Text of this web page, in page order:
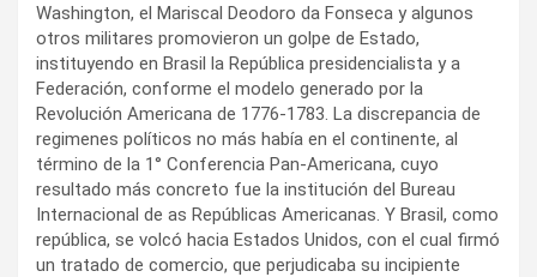
Washington, el Mariscal Deodoro da Fonseca y algunos
otros militares promovieron un golpe de Estado,
instituyendo en Brasil la República presidencialista y a
Federación, conforme el modelo generado por la
Revolución Americana de 1776-1783. La discrepancia de
regimenes políticos no más había en el continente, al
término de la 1° Conferencia Pan-Americana, cuyo
resultado más concreto fue la institución del Bureau
Internacional de as Repúblicas Americanas. Y Brasil, como
república, se volcó hacia Estados Unidos, con el cual firmó
un tratado de comercio, que perjudicaba su incipiente